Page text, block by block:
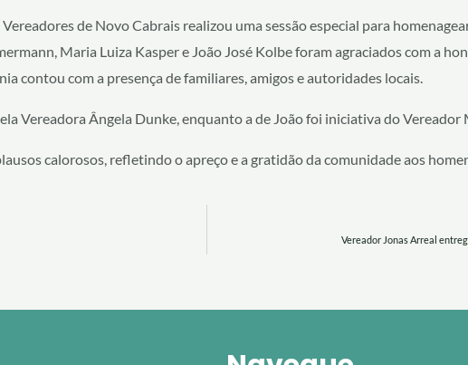
de Novo Cabrais realizou uma sessão especial para
Maria Luiza Kasper e João José Kolbe foram agraciados com a
contou com a presença de familiares, amigos e autoridades locais.
Vereadora Ângela Dunke, enquanto a de João foi iniciativa do Vereador
calorosos, refletindo o apreço e a gratidão da comunidade aos
Vereador Jonas Arreal